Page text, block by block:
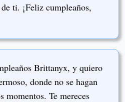
ti. ¡Feliz cumpleaños,
Brittanyx, y quiero
donde no se hagan
momentos. Te mereces